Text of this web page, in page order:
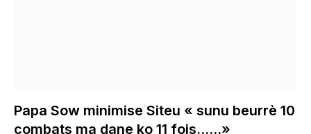
Papa Sow minimise Siteu « sunu beurrè 10
combats ma dane ko 11 fois……»